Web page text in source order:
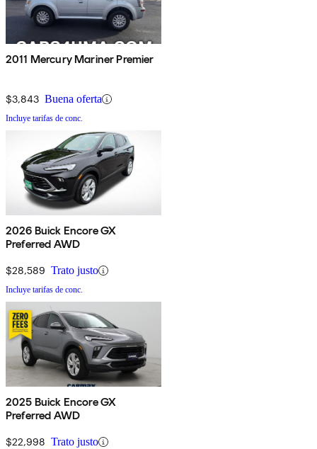
2011 Mercury Mariner Premier
$3,843 Buena oferta
Incluye tarifas de conc.
2026 Buick Encore GX
Preferred AWD
$28,589 Trato justo
Incluye tarifas de conc.
2025 Buick Encore GX
Preferred AWD
$22,998 Trato justo